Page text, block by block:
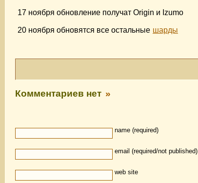
17 ноября обновление получат Origin и Izumo
20 ноября обновятся все остальные шарды
Комментариев нет »
name (required)
email (required/not published)
web site